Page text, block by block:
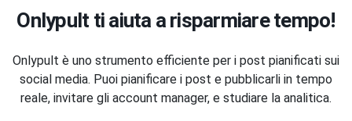
Onlypult ti aiuta a risparmiare tempo!
Onlypult è uno strumento efficiente per i post pianificati sui
social media. Puoi pianificare i post e pubblicarli in tempo
reale, invitare gli account manager, e studiare la analitica.